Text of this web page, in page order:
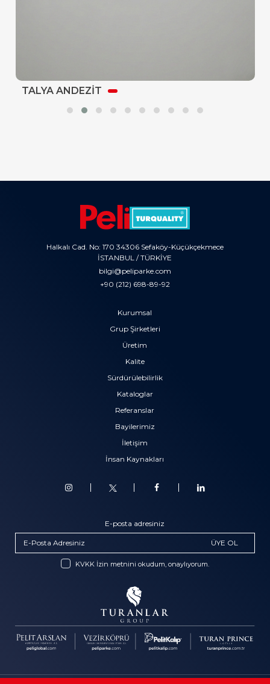
TALYA ANDEZİT
Halkalı Cad. No: 170 34306 Sefaköy-Küçükçekmece
İSTANBUL / TÜRKİYE
bilgi@peliparke.com
+90 (212) 698-89-92
Kurumsal
Grup Şirketleri
Üretim
Kalite
Sürdürülebilirlik
Kataloglar
Referanslar
Bayilerimiz
İletişim
İnsan Kaynakları
E-posta adresiniz
ÜYE OL
KVKK İzin metnini okudum, onaylıyorum.